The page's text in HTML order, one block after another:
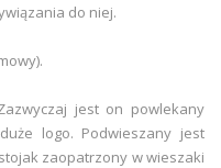
do niej.
jest on powlekany
logo. Podwieszany jest
zaopatrzony w wieszaki